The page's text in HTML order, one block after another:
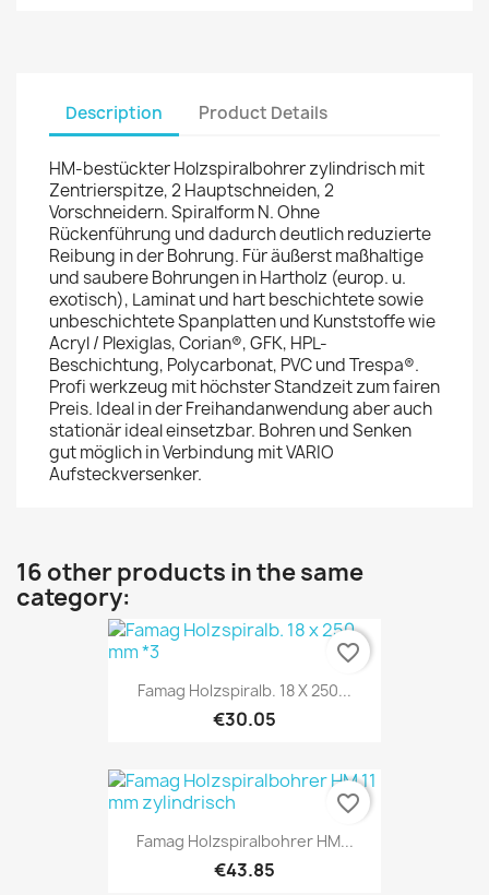
Description Product Details
HM-bestückter Holzspiralbohrer zylindrisch mit
Zentrierspitze, 2 Hauptschneiden, 2
Vorschneidern. Spiralform N. Ohne
Rückenführung und dadurch deutlich reduzierte
Reibung in der Bohrung. Für äußerst maßhaltige
und saubere Bohrungen in Hartholz (europ. u.
exotisch), Laminat und hart beschichtete sowie
unbeschichtete Spanplatten und Kunststoffe wie
Acryl / Plexiglas, Corian®, GFK, HPL-
Beschichtung, Polycarbonat, PVC und Trespa®.
Profi werkzeug mit höchster Standzeit zum fairen
Preis. Ideal in der Freihandanwendung aber auch
stationär ideal einsetzbar. Bohren und Senken
gut möglich in Verbindung mit VARIO
Aufsteckversenker.
16 other products in the same
category:
Famag Holzspiralb. 18 X 250...
€30.05
favorite_border
Famag Holzspiralbohrer HM...
€43.85
favorite_border